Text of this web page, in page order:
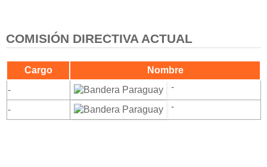
COMISIÓN DIRECTIVA ACTUAL
Cargo
Nombre
-
-
- -